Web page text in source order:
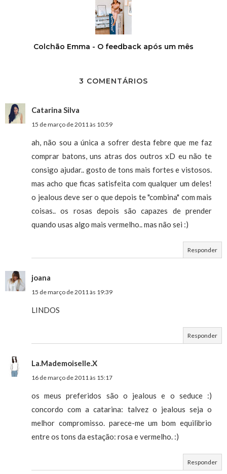
Colchão Emma - O feedback após um mês
3 COMENTÁRIOS
Catarina Silva
15 de março de 2011 às 10:59
ah, não sou a única a sofrer desta febre que me faz
comprar batons, uns atras dos outros xD eu não te
consigo ajudar.. gosto de tons mais fortes e vistosos.
mas acho que ficas satisfeita com qualquer um deles!
o jealous deve ser o que depois te "combina" com mais
coisas.. os rosas depois são capazes de prender
quando usas algo mais vermelho.. mas não sei :)
Responder
joana
15 de março de 2011 às 19:39
LINDOS
Responder
La.Mademoiselle.X
16 de março de 2011 às 15:17
os meus preferidos são o jealous e o seduce :)
concordo com a catarina: talvez o jealous seja o
melhor compromisso. parece-me um bom equilibrio
entre os tons da estação: rosa e vermelho. :)
Responder